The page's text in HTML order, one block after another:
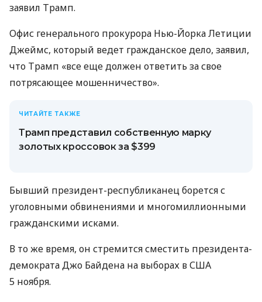
заявил Трамп.
Офис генерального прокурора Нью-Йорка Летиции
Джеймс, который ведет гражданское дело, заявил,
что Трамп «все еще должен ответить за свое
потрясающее мошенничество».
ЧИТАЙТЕ ТАКЖЕ
Трамп представил собственную марку
золотых кроссовок за $399
Бывший президент-республиканец борется с
уголовными обвинениями и многомиллионными
гражданскими исками.
В то же время, он стремится сместить президента-
демократа Джо Байдена на выборах в США
5 ноября.